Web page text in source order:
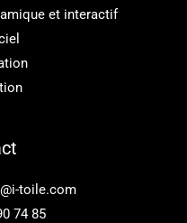
et interactif
toile.com
74 85